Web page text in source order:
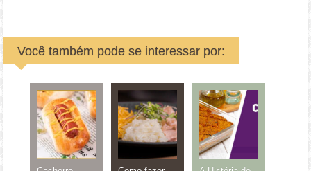
Você também pode se interessar por: